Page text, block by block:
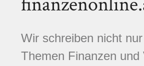
Wir schreiben nicht
Themen Finanzen